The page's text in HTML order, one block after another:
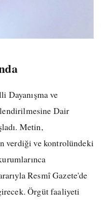
ve
Dair
Metin,
verdiği ve kontrolündeki
Resmî Gazete'de
Örgüt faaliyeti